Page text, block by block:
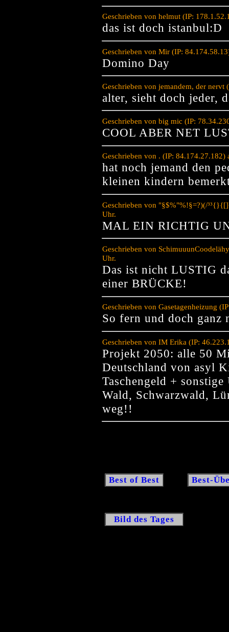
Geschrieben von helmut (IP:
das ist doch istanbul:D
Geschrieben von Mir (IP:
Domino Day
Geschrieben von jemandem, der
alter, sieht doch jeder,
Geschrieben von big mic (IP:
COOL ABER NET
Geschrieben von . (IP:
hat noch jemand den
kleinen kindern
Geschrieben von "§$%"%!§=?)(/
Uhr.
MAL EIN RICHTIG
Geschrieben von
Uhr.
Das ist nicht LUSTIG
einer BRÜCKE!
Geschrieben von Gasetagenheizung
So fern und doch ganz
Geschrieben von IM Erika (IP:
Projekt 2050: alle 50
Deutschland von asyl
Taschengeld +
Wald, Schwarzwald,
weg!!
Best of Best Best-
Bild des Tages